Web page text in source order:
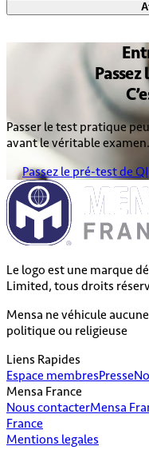
Passez
Passer le test pratique
avant le véritable examen.
Passez le pré-test de QI
Le logo est une marque
Limited, tous droits
Mensa ne véhicule
politique ou religieuse
Liens Rapides
Espace membresPresse
Mensa France
Nous contacterMensa
France
Mentions legales